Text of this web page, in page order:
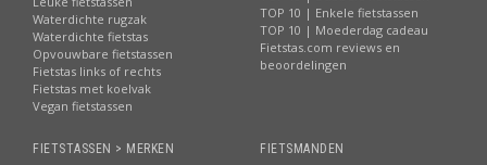
Waterdichte rugzak
Waterdichte fietstas
Opvouwbare fietstassen
Fietstas links of rechts
Fietstas met koelvak
Vegan fietstassen
TOP 10 | Enkele fietstassen
TOP 10 | Moederdag cadeau
Fietstas.com reviews en
beoordelingen
FIETSTASSEN > MERKEN FIETSMANDEN